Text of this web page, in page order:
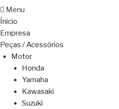
Menu
Ínicio
Empresa
Peças / Acessórios
Motor
Honda
Yamaha
Kawasaki
Suzuki